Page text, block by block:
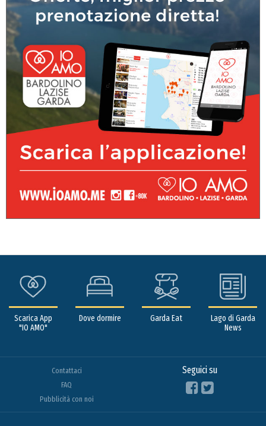
Scarica App
"IO AMO"
Dove dormire Garda Eat
Lago di Garda
News
Contattaci
FAQ
Pubblicità con noi
Seguici su